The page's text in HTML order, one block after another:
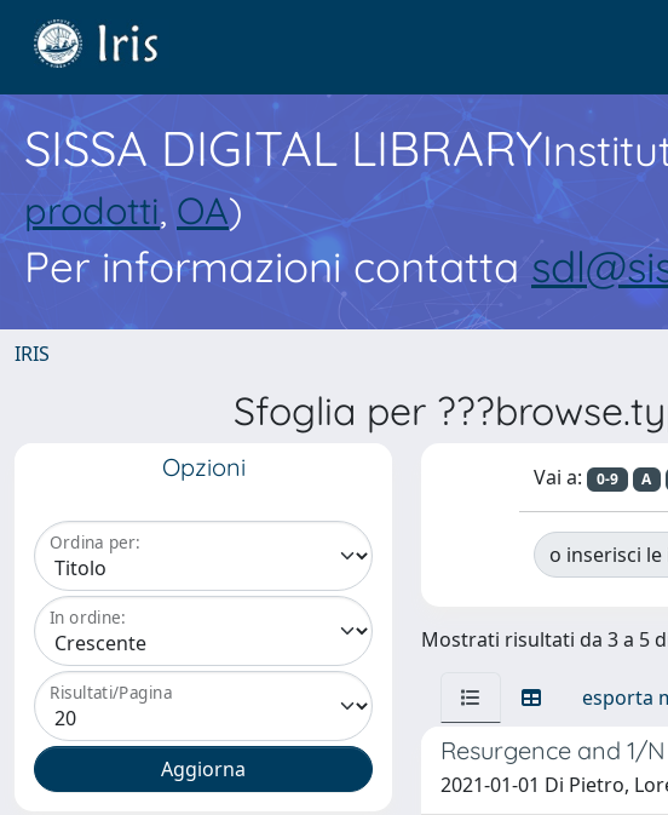
SISSA DIGITAL LIBRARY
prodotti, OA)
Per informazioni contatta
IRIS
Sfoglia per
Opzioni
Ordina per:
In ordine:
Risultati/Pagina
Vai a: 0-9 A
o inserisci le
Mostrati risultati da 3 a 5
esporta
Resurgence and 1/
2021-01-01 Di Pietro,